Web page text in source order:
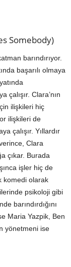
Somebody)
barındırıyor.
başarılı olmaya
çalışır. Clara’nın
ilişkileri hiç
ilişkileri de
çalışır. Yıllardır
Clara
çıkar. Burada
işler hiç de
komedi olarak
psikoloji gibi
barındırdığını
Maria Yazpik, Ben
yönetmeni ise